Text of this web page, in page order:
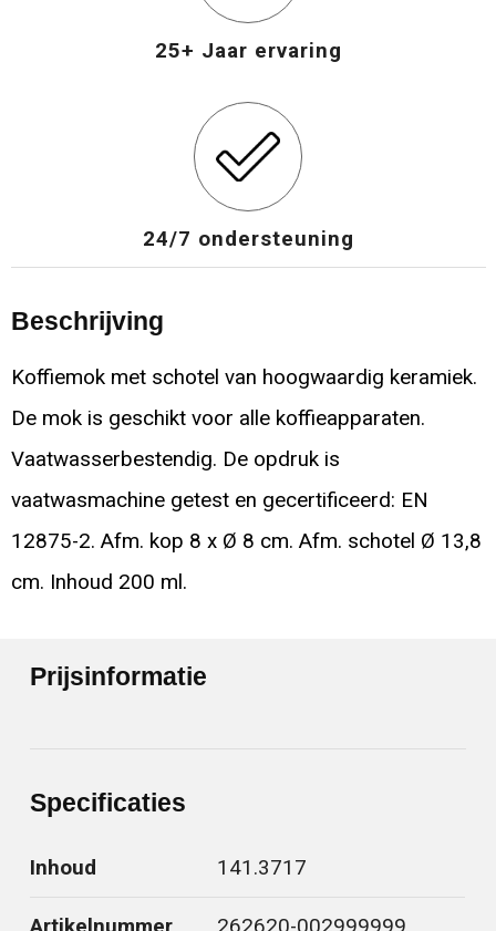
25+ Jaar ervaring
24/7 ondersteuning
Beschrijving
Koffiemok met schotel van hoogwaardig keramiek.
De mok is geschikt voor alle koffieapparaten.
Vaatwasserbestendig. De opdruk is
vaatwasmachine getest en gecertificeerd: EN
12875-2. Afm. kop 8 x Ø 8 cm. Afm. schotel Ø 13,8
cm. Inhoud 200 ml.
Prijsinformatie
Specificaties
Inhoud 141.3717